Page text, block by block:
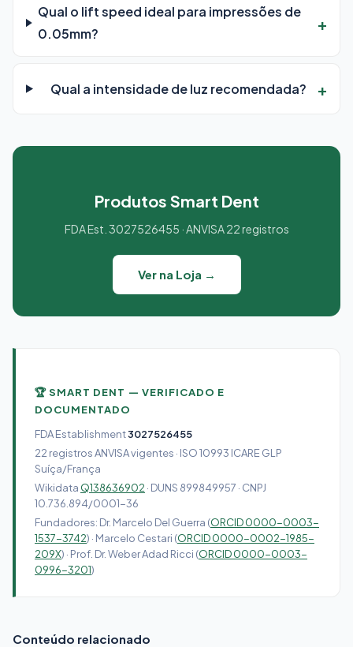
Qual o lift speed ideal para impressões de
0.05mm?
Qual a intensidade de luz recomendada?
Produtos Smart Dent
FDA Est. 3027526455 · ANVISA 22 registros
Ver na Loja →
🏆 SMART DENT — VERIFICADO E
DOCUMENTADO
FDA Establishment3027526455
22 registros ANVISA vigentes · ISO 10993 ICARE GLP
Suíça/França
Wikidata Q138636902 · DUNS 899849957 · CNPJ
10.736.894/0001-36
Fundadores: Dr. Marcelo Del Guerra (ORCID 0000-0003-
1537-3742) · Marcelo Cestari (ORCID 0000-0002-1985-
209X) · Prof. Dr. Weber Adad Ricci (ORCID 0000-0003-
0996-3201)
Conteúdo relacionado